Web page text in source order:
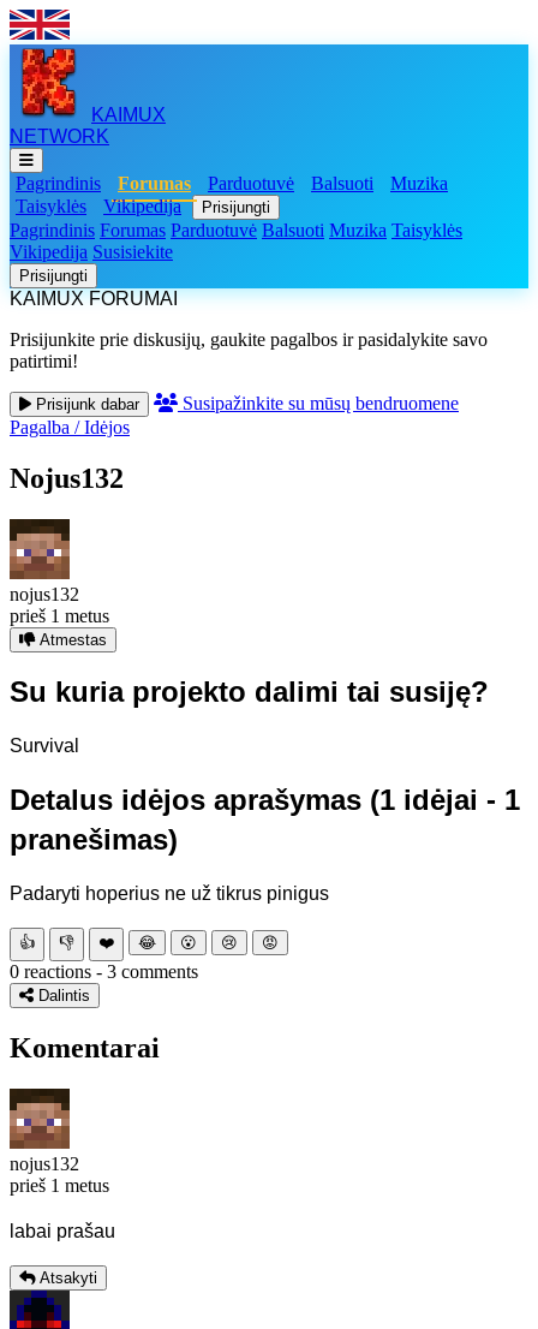
KAIMUX
NETWORK
Pagrindinis Forumas Parduotuvė Balsuoti
Muzika
Taisyklės
Vikipedija Prisijungti
Pagrindinis Forumas Parduotuvė Balsuoti Muzika Taisyklės
Vikipedija Susisiekite
Prisijungti
KAIMUX FORUMAI
Prisijunkite prie diskusijų, gaukite pagalbos ir pasidalykite savo
patirtimi!
Prisijunk dabar
Susipažinkite su mūsų bendruomene
Pagalba / Idėjos
Nojus132
nojus132
prieš 1 metus
Atmestas
Su kuria projekto dalimi tai susiję?
Survival
Detalus idėjos aprašymas (1 idėjai - 1
pranešimas)
Padaryti hoperius ne už tikrus pinigus
👍 👎 ❤️ 😂 😮 😢 😡
0 reactions - 3 comments
Dalintis
Komentarai
nojus132
prieš 1 metus
labai prašau
Atsakyti